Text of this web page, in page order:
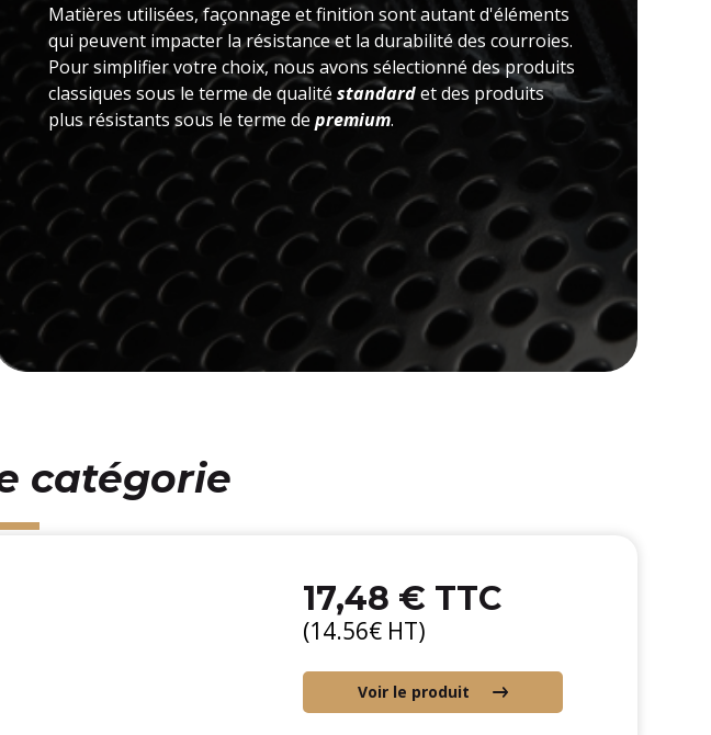
Matières utilisées, façonnage et finition sont autant d'éléments
qui peuvent impacter la résistance et la durabilité des courroies.
Pour simplifier votre choix, nous avons sélectionné des produits
classiques sous le terme de qualité standardet des produits
plus résistants sous le terme de premium.
catégorie
17,48 € TTC
(14.56€ HT)
Voir le produit